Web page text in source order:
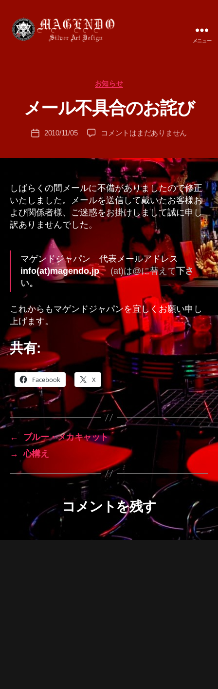
メニュー
カ
ゴ
リ
お知らせ
メール不具合のお詫び
成
者
T
A
投
2010/11/05
メ
具
合
の
お
詫
コメントはまだありません
しばらくの間メールに不備がありましたので修正
いたしました。メールを送信して戴いたお客様お
よび関係者様、ご迷惑をお掛けしまして誠に申し
訳ありませんでした。
マゲンドジャパン 代表メールアドレス
info(at)magendo.jp
(at)は@に替えて下さ
い。
これからもマゲンドジャパンを宜しくお願い申し
上げます。
共有:
Facebook X
←
ブルー・メカキャット
→
心構え
コメントを残す